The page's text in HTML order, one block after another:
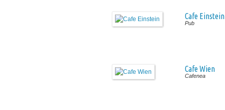
Cafe Einstein
Pub
Cafe Wien
Cafenea